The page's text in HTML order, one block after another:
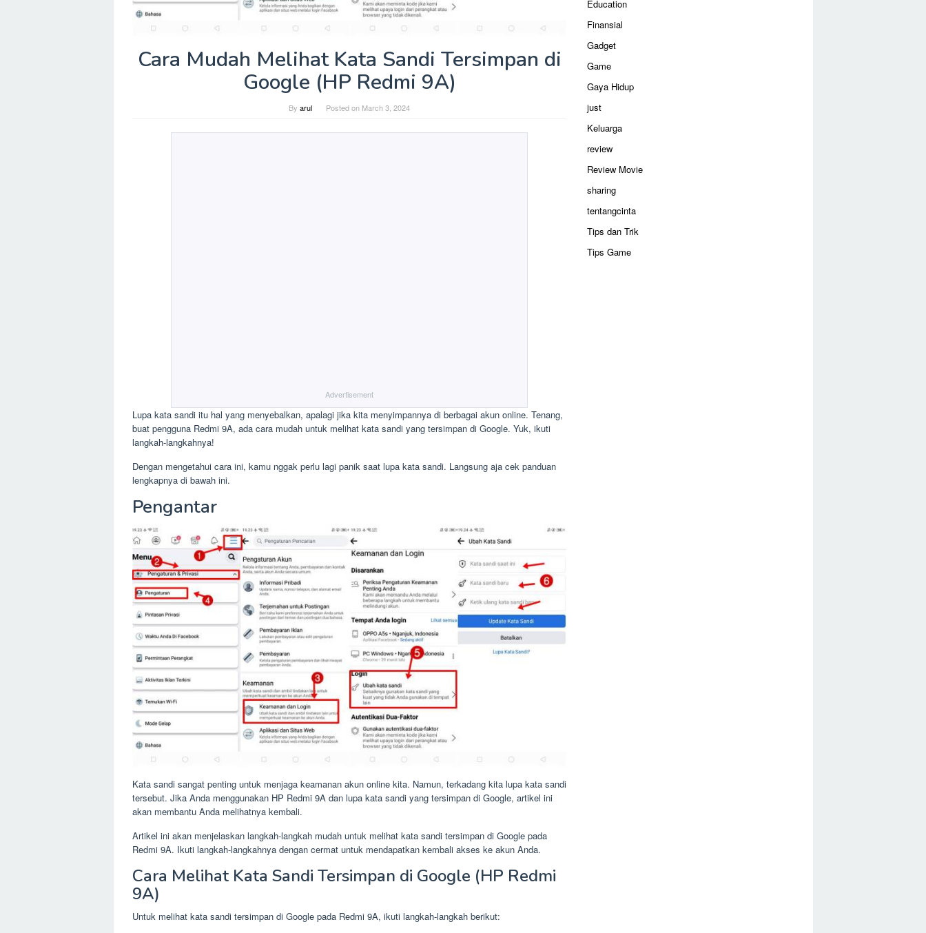
Cara Mudah Melihat Kata Sandi Tersimpan di
Google (HP Redmi 9A)
By arul Posted on March 3, 2024
Advertisement
Lupa kata sandi itu hal yang menyebalkan, apalagi jika kita menyimpannya di berbagai akun online. Tenang,
buat pengguna Redmi 9A, ada cara mudah untuk melihat kata sandi yang tersimpan di Google. Yuk, ikuti
langkah-langkahnya!
Dengan mengetahui cara ini, kamu nggak perlu lagi panik saat lupa kata sandi. Langsung aja cek panduan
lengkapnya di bawah ini.
Pengantar
Kata sandi sangat penting untuk menjaga keamanan akun online kita. Namun, terkadang kita lupa kata sandi
tersebut. Jika Anda menggunakan HP Redmi 9A dan lupa kata sandi yang tersimpan di Google, artikel ini
akan membantu Anda melihatnya kembali.
Artikel ini akan menjelaskan langkah-langkah mudah untuk melihat kata sandi tersimpan di Google pada
Redmi 9A. Ikuti langkah-langkahnya dengan cermat untuk mendapatkan kembali akses ke akun Anda.
Cara Melihat Kata Sandi Tersimpan di Google (HP Redmi
9A)
Untuk melihat kata sandi tersimpan di Google pada Redmi 9A, ikuti langkah-langkah berikut:
Education
Finansial
Gadget
Game
Gaya Hidup
just
Keluarga
review
Review Movie
sharing
tentangcinta
Tips dan Trik
Tips Game